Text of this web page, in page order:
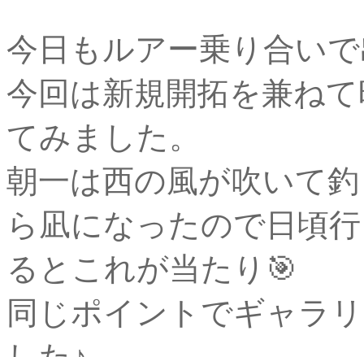
今日もルアー乗り合い
今回は新規開拓を兼ね
てみました。
朝一は西の風が吹いて
ら凪になったので日頃
るとこれが当たり🎯
同じポイントでギャラ